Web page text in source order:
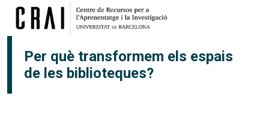
Vés al contingut
Per què transformem els espais
de les biblioteques?